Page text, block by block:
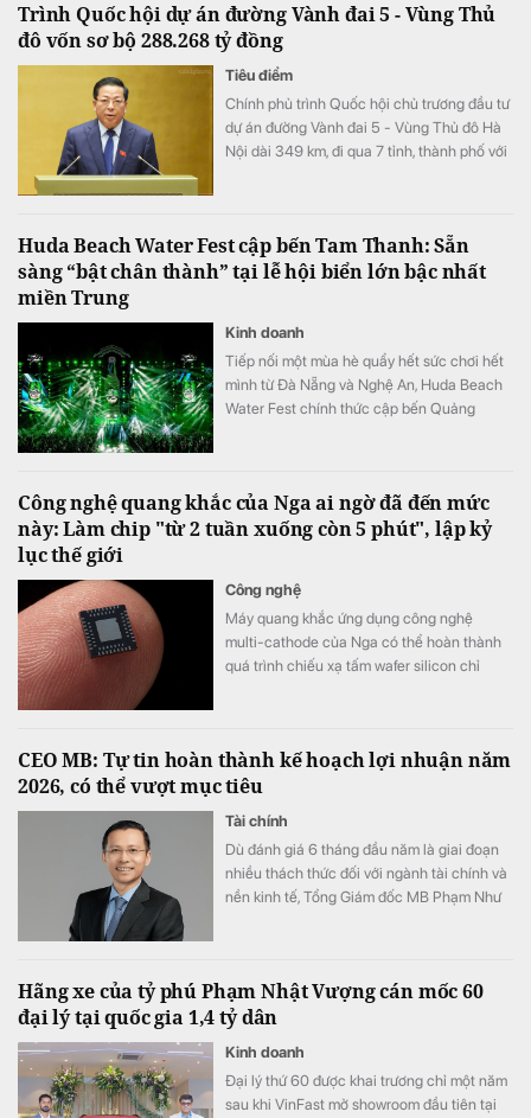
Trình Quốc hội dự án đường Vành đai 5 - Vùng Thủ
đô vốn sơ bộ 288.268 tỷ đồng
Tiêu điểm
Chính phủ trình Quốc hội chủ trương đầu tư
dự án đường Vành đai 5 - Vùng Thủ đô Hà
Nội dài 349 km, đi qua 7 tỉnh, thành phố với
vùng.
Huda Beach Water Fest cập bến Tam Thanh: Sẵn
sàng “bật chân thành” tại lễ hội biển lớn bậc nhất
miền Trung
Kinh doanh
Tiếp nối một mùa hè quẩy hết sức chơi hết
mình từ Đà Nẵng và Nghệ An, Huda Beach
Water Fest chính thức cập bến Quảng
Công nghệ quang khắc của Nga ai ngờ đã đến mức
này: Làm chip "từ 2 tuần xuống còn 5 phút", lập kỷ
lục thế giới
Công nghệ
Máy quang khắc ứng dụng công nghệ
multi-cathode của Nga có thể hoàn thành
quá trình chiếu xạ tấm wafer silicon chỉ
CEO MB: Tự tin hoàn thành kế hoạch lợi nhuận năm
2026, có thể vượt mục tiêu
Tài chính
Dù đánh giá 6 tháng đầu năm là giai đoạn
nhiều thách thức đối với ngành tài chính và
nền kinh tế, Tổng Giám đốc MB Phạm Như
ra.
Hãng xe của tỷ phú Phạm Nhật Vượng cán mốc 60
đại lý tại quốc gia 1,4 tỷ dân
Kinh doanh
Đại lý thứ 60 được khai trương chỉ một năm
sau khi VinFast mở showroom đầu tiên tại